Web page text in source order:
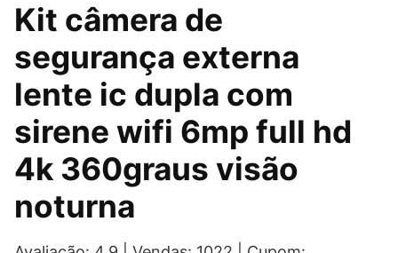
Kit câmera de
segurança externa
lente ic dupla com
sirene wifi 6mp full hd
4k 360graus visão
noturna